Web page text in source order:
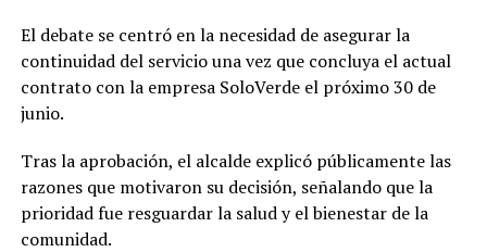
El debate se centró en la necesidad de asegurar la
continuidad del servicio una vez que concluya el actual
contrato con la empresa SoloVerde el próximo 30 de
junio.
Tras la aprobación, el alcalde explicó públicamente las
razones que motivaron su decisión, señalando que la
prioridad fue resguardar la salud y el bienestar de la
comunidad.